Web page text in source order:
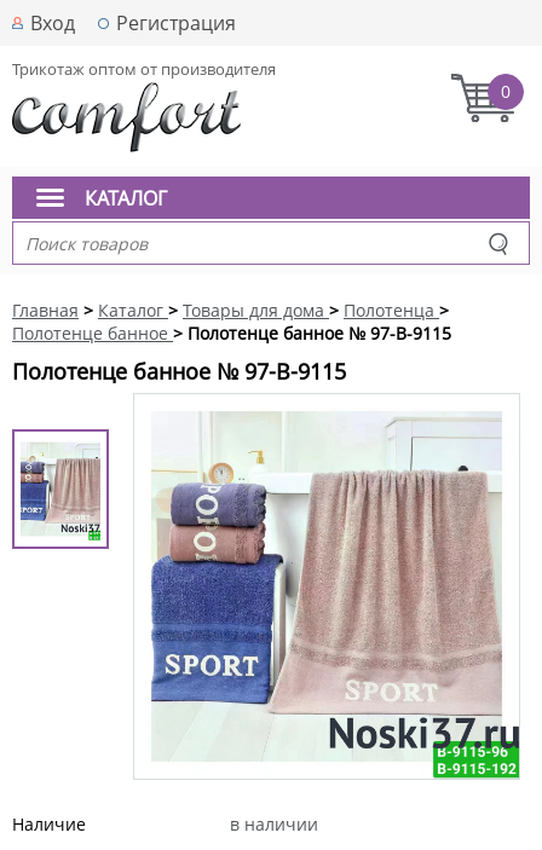
Вход Регистрация
Трикотаж оптом от производителя
0
КАТАЛОГ
Главная > Каталог > Товары для дома > Полотенца >
Полотенце банное > Полотенце банное № 97-B-9115
Полотенце банное № 97-B-9115
Наличие в наличии